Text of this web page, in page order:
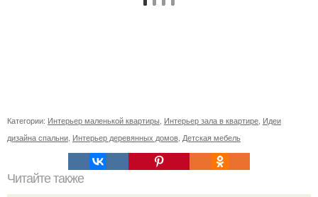
Категории: Интерьер маленькой квартиры, Интерьер зала в квартире, Идеи
дизайна спальни, Интерьер деревянных домов, Детская мебель
Читайте также